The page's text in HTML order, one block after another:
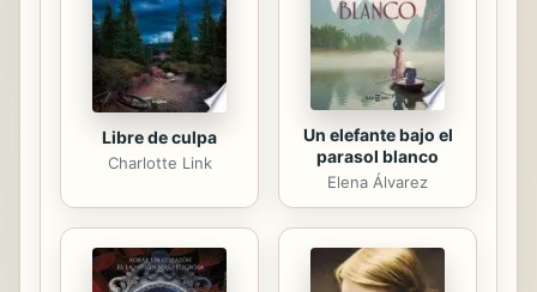
la Revista Iberoamericana de
Psicología del...
Libre de culpa
Charlotte Link
Un elefante bajo el
parasol blanco
Elena Álvarez